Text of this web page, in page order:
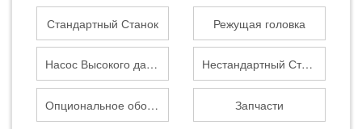
Стандартный Станок Режущая головка
Насос Высокого давления Нестандартный Станок
Опциональное оборудование Запчасти